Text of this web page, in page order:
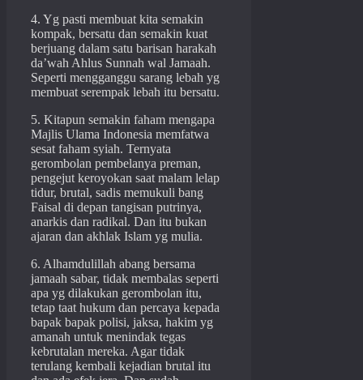
4. Yg pasti membuat kita semakin
kompak, bersatu dan semakin kuat
berjuang dalam satu barisan harakah
da’wah Ahlus Sunnah wal Jamaah.
Seperti mengganggu sarang lebah yg
membuat serempak lebah itu bersatu.
5. Kitapun semakin faham mengapa
Majlis Ulama Indonesia memfatwa
sesat faham syiah. Ternyata
gerombolan pembelanya preman,
pengejut keroyokan saat malam lelap
tidur, brutal, sadis memukuli bang
Faisal di depan tangisan putrinya,
anarkis dan radikal. Dan itu bukan
ajaran dan akhlak Islam yg mulia.
6. Alhamdulillah abang bersama
jamaah sabar, tidak membalas seperti
apa yg dilakukan gerombolan itu,
tetap taat hukum dan percaya kepada
bapak bapak polisi, jaksa, hakim yg
amanah untuk menindak tegas
kebrutalan mereka. Agar tidak
terulang kembali kejadian brutal itu